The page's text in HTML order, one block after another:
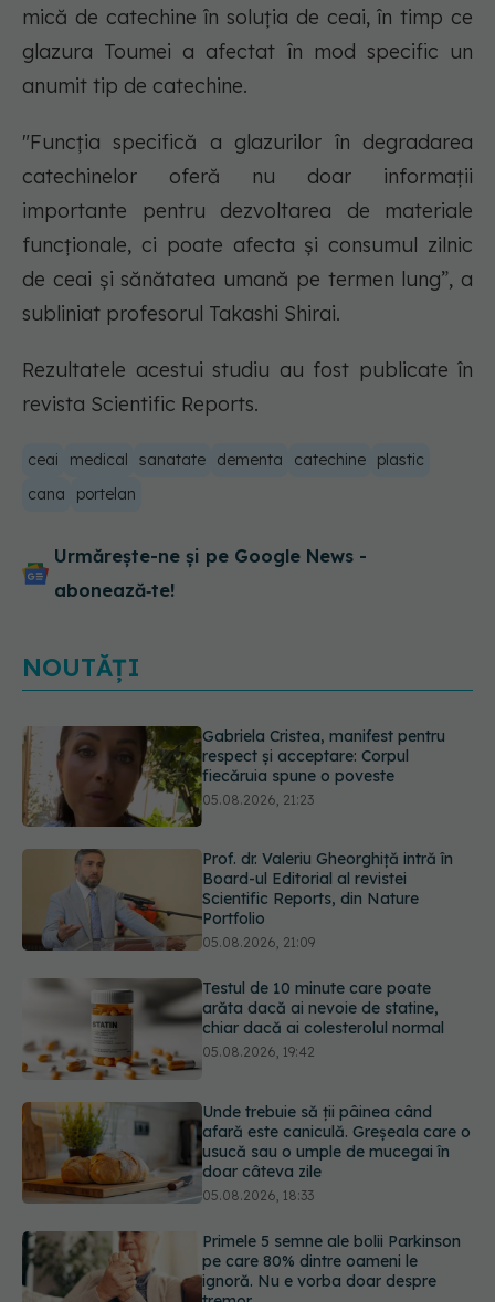
mică de catechine în soluția de ceai, în timp ce
glazura Toumei a afectat în mod specific un
anumit tip de catechine.
"Funcția specifică a glazurilor în degradarea
catechinelor oferă nu doar informații
importante pentru dezvoltarea de materiale
funcționale, ci poate afecta și consumul zilnic
de ceai și sănătatea umană pe termen lung”, a
subliniat profesorul Takashi Shirai.
Rezultatele acestui studiu au fost publicate în
revista Scientific Reports.
ceai medical sanatate dementa catechine
plastic
cana
portelan
Urmărește-ne și pe Google News -
abonează‑te!
NOUTĂȚI
Prof. dr. Valeriu Gheorghiță intră în
Board-ul Editorial al revistei
Scientific Reports, din Nature
Portfolio
Testul de 10 minute care poate
arăta dacă ai nevoie de statine,
chiar dacă ai colesterolul normal
05.08.2026, 19:42
Unde trebuie să ții pâinea când
afară este caniculă. Greșeala care o
usucă sau o umple de mucegai în
doar câteva zile
Primele 5 semne ale bolii Parkinson
pe care 80% dintre oameni le
ignoră. Nu e vorba doar despre
tremor
Gabriela Cristea, manifest pentru
respect și acceptare: Corpul
fiecăruia spune o poveste
URMĂREȘTE-NE ȘI PE: